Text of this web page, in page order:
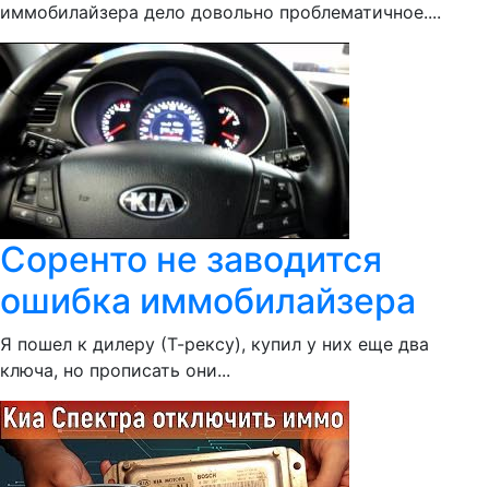
иммобилайзера дело довольно проблематичное....
Соренто не заводится
ошибка иммобилайзера
Я пошел к дилеру (Т-рексу), купил у них еще два
ключа, но прописать они...